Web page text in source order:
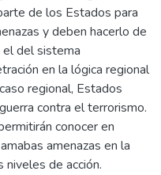
de los Estados para
y deben hacerlo de
el del sistema
en la lógica regional
regional, Estados
contra el terrorismo.
conocer en
amenazas en la
de acción.